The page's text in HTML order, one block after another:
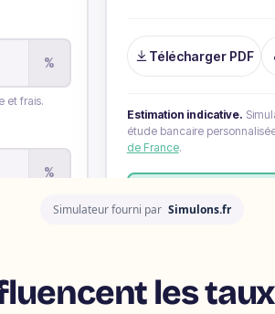
Simulateur fourni par Simulons.fr
les